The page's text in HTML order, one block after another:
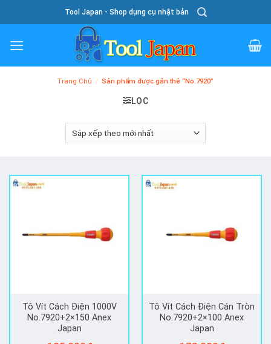
To
Content
Tool Japan - Shop dụng cụ nhật bản
Trang Chủ / Sản phẩm được gắn thẻ “No.7920”
LỌC
Tô Vít Cách Điện 1000V
No.7920+2×150 Anex
Japan
Tô Vít Cách Điện Cán Tròn
No.7920+2×100 Anex
Japan